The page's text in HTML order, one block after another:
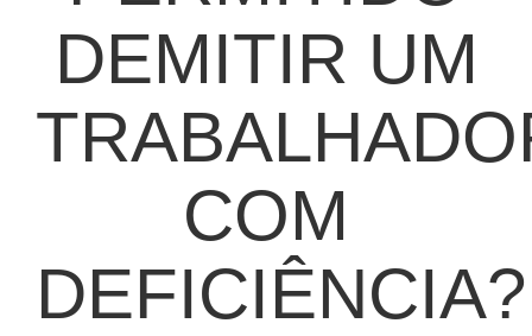
DEMITIR UM
COM
DEFICIÊNCIA?